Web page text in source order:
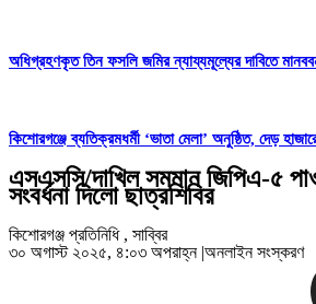
অধিগ্রহণকৃত তিন ফসলি জমির ন্যায্যমূল্যের দাবিতে
কিশোরগঞ্জে ব্যতিক্রমধর্মী ‘ভাতা মেলা’ অনুষ্ঠিত, দেড়
এসএসসি/দাখিল সমমান জিপিএ-৫
সংবর্ধনা দিলো ছাত্রশিবির
কিশোরগঞ্জ প্রতিনিধি , সাব্বির
৩০ অগাস্ট ২০২৫, ৪:০৩ অপরাহ্ন |অনলাইন সংস্করণ